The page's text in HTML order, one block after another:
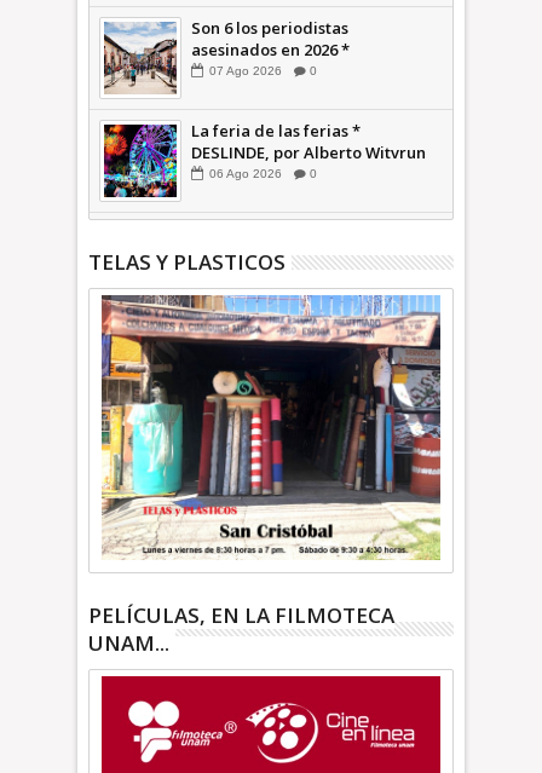
INFORMATIVA
Son 6 los periodistas
asesinados en 2026 *
COMENTARIO A TIEMPO
07 Ago 2026 0
La feria de las ferias *
DESLINDE, por Alberto Witvrun
06 Ago 2026 0
TELAS Y PLASTICOS
PELÍCULAS, EN LA FILMOTECA
UNAM...